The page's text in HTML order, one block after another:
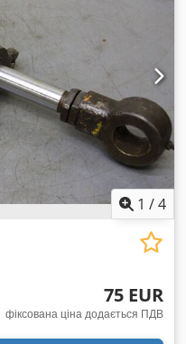
1 /4
75 EUR
фіксована ціна додається ПДВ